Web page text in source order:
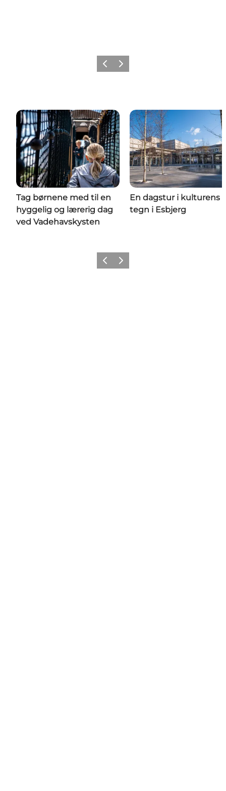
ForrigeNæste
Tag børnene med til en
hyggelig og lærerig dag
ved Vadehavskysten
En dagstur i kulturens
tegn i Esbjerg
ForrigeNæste